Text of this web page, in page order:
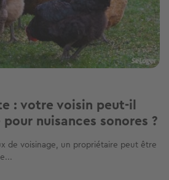
: votre voisin peut-il
nuisances sonores ?
de voisinage, un propriétaire peut être